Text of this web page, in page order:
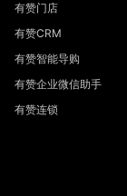
有赞门店
有赞CRM
有赞智能导购
有赞企业微信助手
有赞连锁